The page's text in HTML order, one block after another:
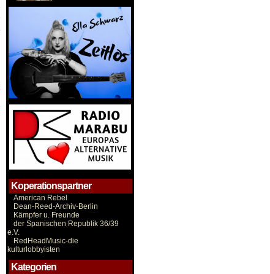
Koperationspartner
American Rebel
Dean-Reed-Archiv-Berlin
Kämpfer u. Freunde
der Spanischen Republik 36/39
e.V.
RedHeadMusic-die
kulturlobbyisten
Kategorien